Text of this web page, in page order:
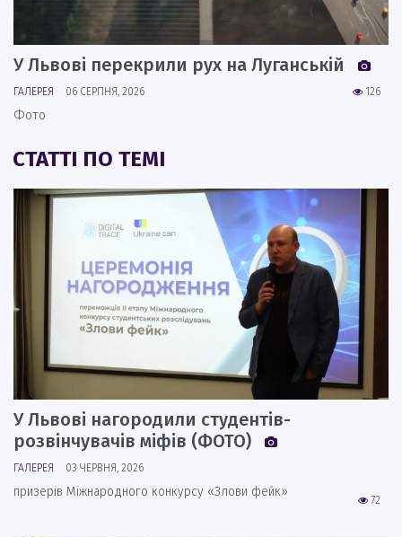
У Львові перекрили рух на Луганській
126
ГАЛЕРЕЯ 06 СЕРПНЯ, 2026
Фото
СТАТТІ ПО ТЕМІ
У Львові нагородили студентів-
розвінчувачів міфів (ФОТО)
ГАЛЕРЕЯ 03 ЧЕРВНЯ, 2026
72
призерів Міжнародного конкурсу «Злови фейк»